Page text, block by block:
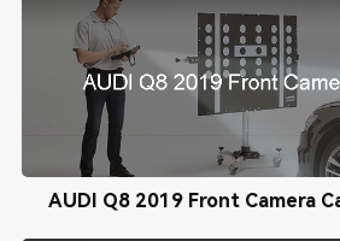
AUDI Q8 2019 Front Camera